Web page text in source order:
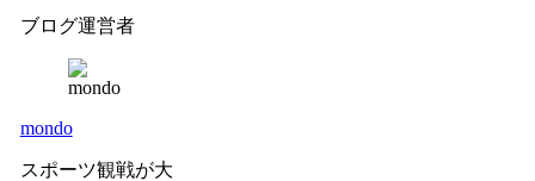
ブログ運営者
mondo
スポーツ観戦が大